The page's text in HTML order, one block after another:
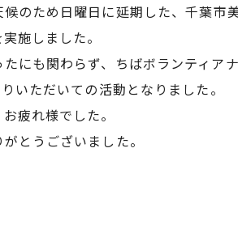
のため日曜日に延期した、千葉市
施しました。
にも関わらず、ちばボランティア
いただいての活動となりました。
疲れ様でした。
とうございました。